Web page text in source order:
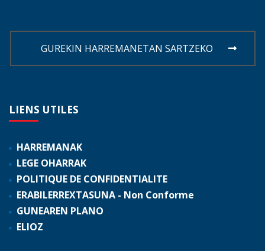
GUREKIN HARREMANETAN SARTZEKO
LIENS UTILES
HARREMANAK
LEGE OHARRAK
POLITIQUE DE CONFIDENTIALITE
ERABILERREXTASUNA - Non Conforme
GUNEAREN PLANO
ELIOZ